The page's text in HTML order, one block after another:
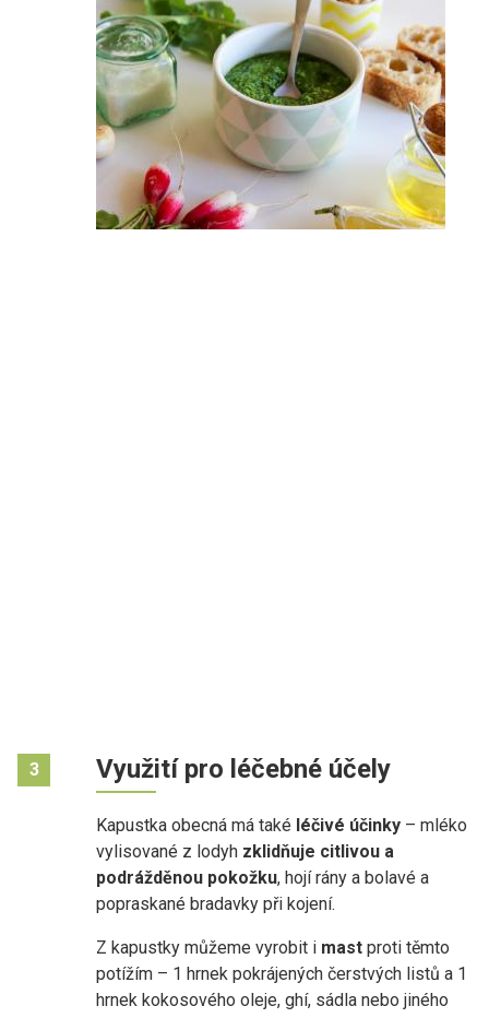
3 Využití pro léčebné účely
Kapustka obecná má také léčivé účinky – mléko
vylisované z lodyh zklidňuje citlivou a
podrážděnou pokožku, hojí rány a bolavé a
popraskané bradavky při kojení.
Z kapustky můžeme vyrobit i mast proti těmto
potížím – 1 hrnek pokrájených čerstvých listů a 1
hrnek kokosového oleje, ghí, sádla nebo jiného